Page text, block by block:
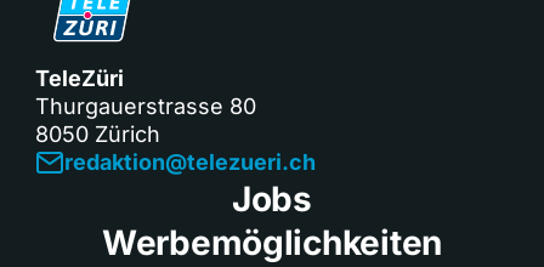
TeleZüri
Thurgauerstrasse 80
8050 Zürich
redaktion@telezueri.ch
Jobs
Werbemöglichkeiten